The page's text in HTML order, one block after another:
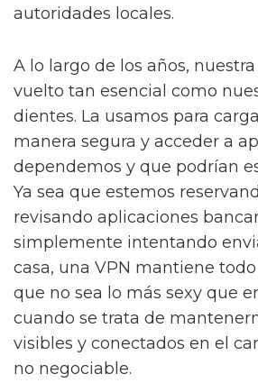
autoridades locales.
A lo largo de los años, nuestra
vuelto tan esencial como
dientes. La usamos para
manera segura y acceder a
dependemos y que podrían
Ya sea que estemos
revisando aplicaciones
simplemente intentando
casa, una VPN mantiene
que no sea lo más sexy que
cuando se trata de
visibles y conectados en el
no negociable.